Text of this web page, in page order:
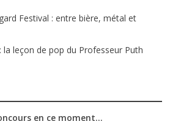
Festival : entre bière, métal et
la leçon de pop du Professeur Puth
en ce moment…